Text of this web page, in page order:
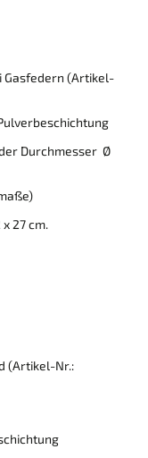
Gasfedern (Artikel-
Durchmesser Ø
27 cm.
(Artikel-Nr.: